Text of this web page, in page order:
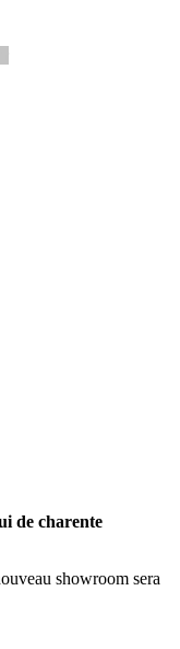
de charente
showroom sera